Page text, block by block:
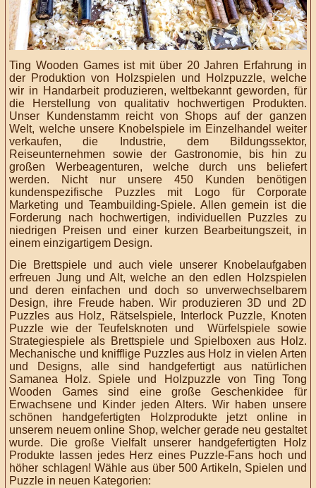
Ting Wooden Games ist mit über 20 Jahren Erfahrung in
der Produktion von Holzspielen und Holzpuzzle, welche
wir in Handarbeit produzieren, weltbekannt geworden, für
die Herstellung von qualitativ hochwertigen Produkten.
Unser Kundenstamm reicht von Shops auf der ganzen
Welt, welche unsere Knobelspiele im Einzelhandel weiter
verkaufen, die Industrie, dem Bildungssektor,
Reiseunternehmen sowie der Gastronomie, bis hin zu
großen Werbeagenturen, welche durch uns beliefert
werden. Nicht nur unsere 450 Kunden benötigen
kundenspezifische Puzzles mit Logo für Corporate
Marketing und Teambuilding-Spiele. Allen gemein ist die
Forderung nach hochwertigen, individuellen Puzzles zu
niedrigen Preisen und einer kurzen Bearbeitungszeit, in
einem einzigartigem Design.
Die Brettspiele und auch viele unserer Knobelaufgaben
erfreuen Jung und Alt, welche an den edlen Holzspielen
und deren einfachen und doch so unverwechselbarem
Design, ihre Freude haben. Wir produzieren 3D und 2D
Puzzles aus Holz, Rätselspiele, Interlock Puzzle, Knoten
Puzzle wie der Teufelsknoten und Würfelspiele sowie
Strategiespiele als Brettspiele und Spielboxen aus Holz.
Mechanische und knifflige Puzzles aus Holz in vielen Arten
und Designs, alle sind handgefertigt aus natürlichen
Samanea Holz. Spiele und Holzpuzzle von Ting Tong
Wooden Games sind eine große Geschenkidee für
Erwachsene und Kinder jeden Alters. Wir haben unsere
schönen handgefertigten Holzprodukte jetzt online in
unserem neuem online Shop, welcher gerade neu gestaltet
wurde. Die große Vielfalt unserer handgefertigten Holz
Produkte lassen jedes Herz eines Puzzle-Fans hoch und
höher schlagen! Wähle aus über 500 Artikeln, Spielen und
Puzzle in neuen Kategorien: